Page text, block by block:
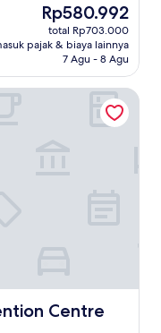
Harga
sekarang
Rp580.992
Rp580.992
total Rp703.000
pajak & biaya lainnya
7 Agu - 8 Agu
Centre